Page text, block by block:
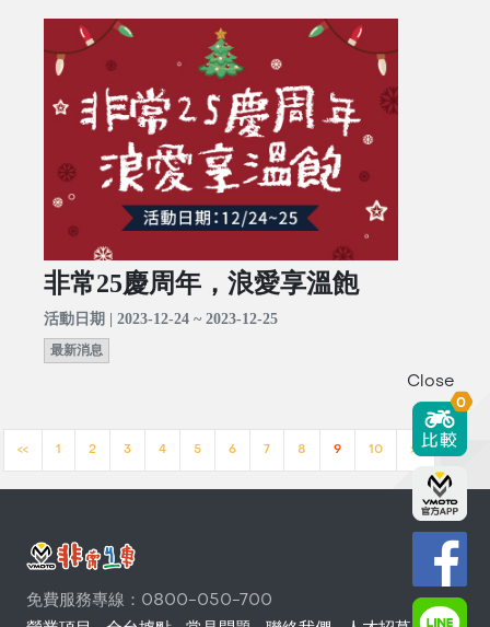
非常25慶周年，浪愛享溫飽
活動日期 | 2023-12-24 ~ 2023-12-25
最新消息
<< 1 2 3 4 5 6 7 8 9 10 >>
免費服務專線：0800-050-700
Close
0